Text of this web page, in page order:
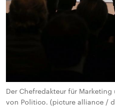
Der Chefredakteur für
von Politico. (picture alliance /